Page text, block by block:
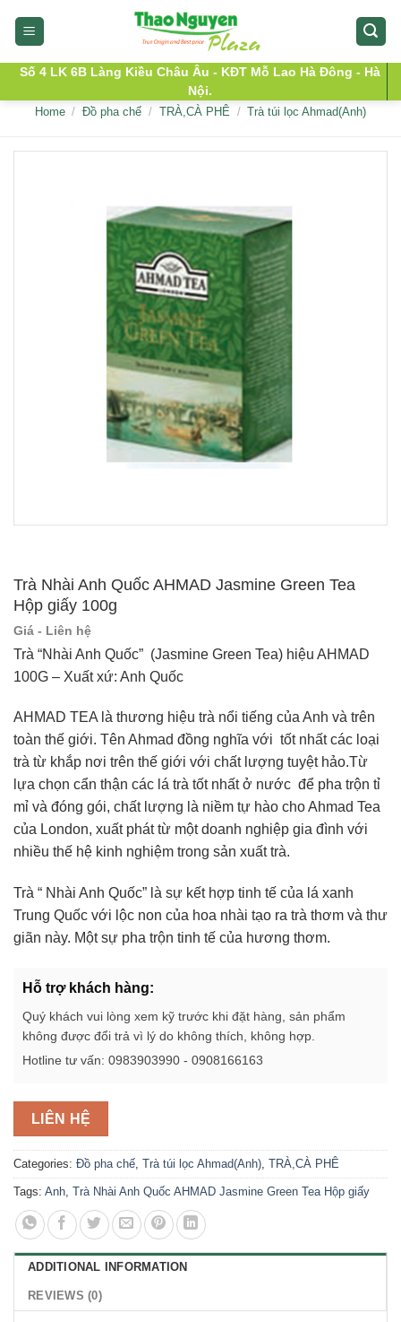
Số 4 LK 6B Làng Kiều Châu Âu - KĐT Mỗ Lao Hà Đông - Hà
Nội.
Home / Đồ pha chế / TRÀ,CÀ PHÊ / Trà túi lọc Ahmad(Anh)
Trà Nhài Anh Quốc AHMAD Jasmine Green Tea
Hộp giấy 100g
Giá - Liên hệ
Trà “Nhài Anh Quốc” (Jasmine Green Tea) hiệu AHMAD
100G – Xuất xứ: Anh Quốc
AHMAD TEA là thương hiệu trà nổi tiếng của Anh và trên
toàn thế giới. Tên Ahmad đồng nghĩa với tốt nhất các loại
trà từ khắp nơi trên thế giới với chất lượng tuyệt hảo.Từ
lựa chọn cẩn thận các lá trà tốt nhất ở nước để pha trộn tỉ
mỉ và đóng gói, chất lượng là niềm tự hào cho Ahmad Tea
của London, xuất phát từ một doanh nghiệp gia đình với
nhiều thế hệ kinh nghiệm trong sản xuất trà.
Trà “ Nhài Anh Quốc” là sự kết hợp tinh tế của lá xanh
Trung Quốc với lộc non của hoa nhài tạo ra trà thơm và thư
giãn này. Một sự pha trộn tinh tế của hương thơm.
Hỗ trợ khách hàng:
Quý khách vui lòng xem kỹ trước khi đặt hàng, sản phẩm
không được đổi trả vì lý do không thích, không hợp.
Hotline tư vấn: 0983903990 - 0908166163
LIÊN HỆ
Categories: Đồ pha chế, Trà túi lọc Ahmad(Anh), TRÀ,CÀ PHÊ
Tags: Anh, Trà Nhài Anh Quốc AHMAD Jasmine Green Tea Hộp giấy
ADDITIONAL INFORMATION
REVIEWS (0)